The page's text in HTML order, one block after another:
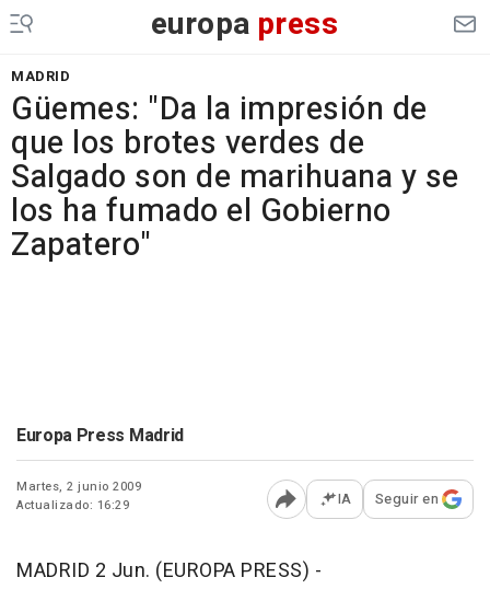
europa press
MADRID
Güemes: "Da la impresión de
que los brotes verdes de
Salgado son de marihuana y se
los ha fumado el Gobierno
Zapatero"
Europa Press Madrid
Martes, 2 junio 2009
Actualizado: 16:29
Abrir opciones para
IA Seguir en
MADRID 2 Jun. (EUROPA PRESS) -